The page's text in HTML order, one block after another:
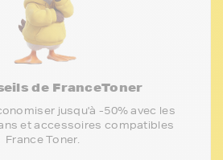
de FranceToner
jusqu'à -50% avec les
et accessoires compatibles
France Toner.